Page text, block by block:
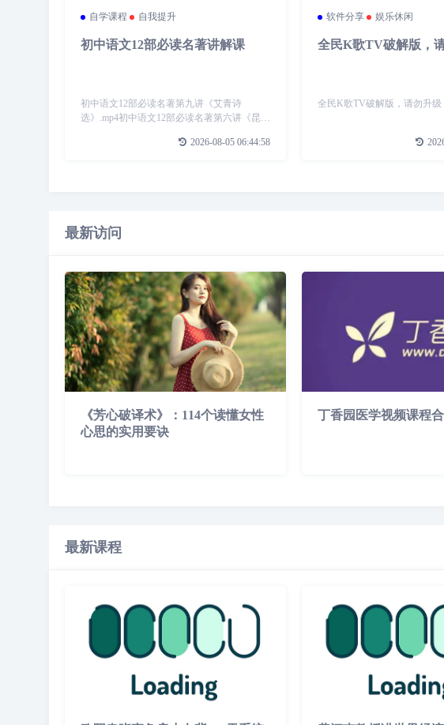
自学课程 自我提升
初中语文12部必读名著讲解课
初中语文12部必读名著第九讲《艾青诗
选》.mp4初中语文12部必读名著第六讲《昆虫
家书》.mp4初中语文12部必读名著第十二讲
2026-08-05 06:44:58
软件分享 娱乐休闲
全民K歌TV破解版，
全民K歌TV破解版，请勿升级
最新访问
《芳心破译术》：114个读懂女性
心思的实用要诀
丁香园医学视频课程
最新课程